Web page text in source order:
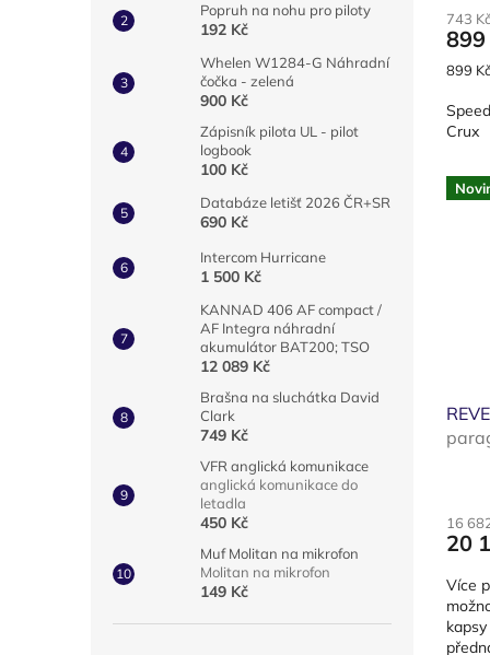
Popruh na nohu pro piloty
192 Kč
Whelen W1284-G Náhradní
čočka - zelená
900 Kč
Zápisník pilota UL - pilot
logbook
100 Kč
Databáze letišť 2026 ČR+SR
690 Kč
Intercom Hurricane
1 500 Kč
KANNAD 406 AF compact /
AF Integra náhradní
akumulátor BAT200; TSO
12 089 Kč
Brašna na sluchátka David
Clark
749 Kč
VFR anglická komunikace
anglická komunikace do
letadla
450 Kč
Muf Molitan na mikrofon
Molitan na mikrofon
149 Kč
743
899
Měrná
899
Crux
16
20
Více